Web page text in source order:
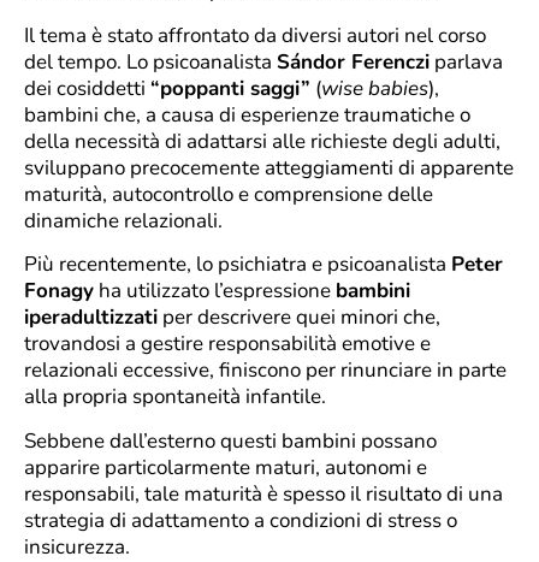
Il tema è stato affrontato da diversi autori nel corso
del tempo. Lo psicoanalista Sándor Ferenczi parlava
dei cosiddetti “poppanti saggi” (wise babies),
bambini che, a causa di esperienze traumatiche o
della necessità di adattarsi alle richieste degli adulti,
sviluppano precocemente atteggiamenti di apparente
maturità, autocontrollo e comprensione delle
dinamiche relazionali.
Più recentemente, lo psichiatra e psicoanalista Peter
Fonagy ha utilizzato l’espressione bambini
iperadultizzati per descrivere quei minori che,
trovandosi a gestire responsabilità emotive e
relazionali eccessive, finiscono per rinunciare in parte
alla propria spontaneità infantile.
Sebbene dall’esterno questi bambini possano
apparire particolarmente maturi, autonomi e
responsabili, tale maturità è spesso il risultato di una
strategia di adattamento a condizioni di stress o
insicurezza.